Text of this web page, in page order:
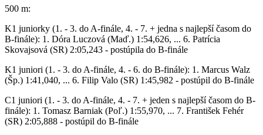
500 m:
K1 juniorky (1. - 3. do A-finále, 4. - 7. + jedna s najlepší časom do
B-finále): 1. Dóra Luczová (Maď.) 1:54,626, ... 6. Patrícia
Skovajsová (SR) 2:05,243 - postúpila do B-finále
K1 juniori (1. - 3. do A-finále, 4. - 6. do B-finále): 1. Marcus Walz
(Šp.) 1:41,040, ... 6. Filip Valo (SR) 1:45,982 - postúpil do B-finále
C1 juniori (1. - 3. do A-finále, 4. - 7. + jeden s najlepší časom do B-
finále): 1. Tomasz Barniak (Poľ.) 1:55,970, ... 7. František Fehér
(SR) 2:05,888 - postúpil do B-finále